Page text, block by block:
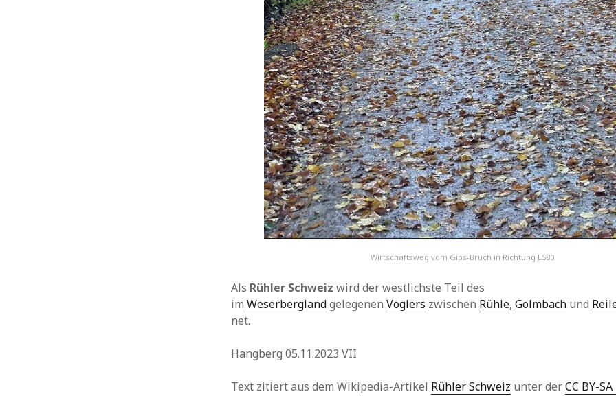
Wirtschaftsweg vom Gips-Bruch in Richtung L580
Als Rühler Schweiz wird der westlichste Teil des
imWeserberglandgelegenenVoglers zwischen Rühle,Golmbach und
net.
Hangberg 05.11.2023 VII
Text zitiert aus dem Wikipedia-Artikel Rühler Schweiz unter derCC BY-SA